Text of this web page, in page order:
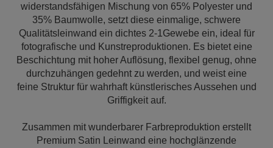
widerstandsfähigen Mischung von 65% Polyester und
35% Baumwolle, setzt diese einmalige, schwere
Qualitätsleinwand ein dichtes 2-1Gewebe ein, ideal für
fotografische und Kunstreproduktionen. Es bietet eine
Beschichtung mit hoher Auflösung, flexibel genug, ohne
durchzuhängen gedehnt zu werden, und weist eine
feine Struktur für wahrhaft künstlerisches Aussehen und
Griffigkeit auf.
Zusammen mit wunderbarer Farbreproduktion erstellt
Premium Satin Leinwand eine hochglänzende